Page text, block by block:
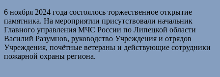
6 ноября 2024 года состоялось торжественное открытие
памятника. На мероприятии присутствовали начальник
Главного управления МЧС России по Липецкой области
Василий Разумнов, руководство Учреждения и отрядов
Учреждения, почётные ветераны и действующие сотрудники
пожарной охраны региона.